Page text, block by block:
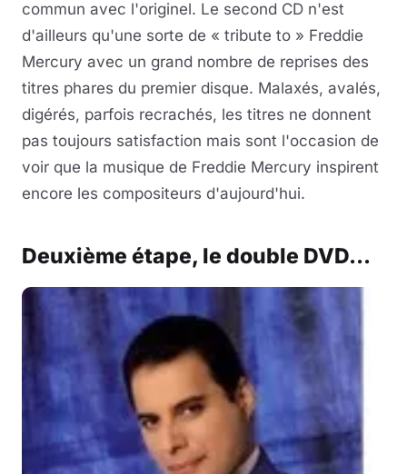
commun avec l'originel. Le second CD n'est
d'ailleurs qu'une sorte de « tribute to » Freddie
Mercury avec un grand nombre de reprises des
titres phares du premier disque. Malaxés, avalés,
digérés, parfois recrachés, les titres ne donnent
pas toujours satisfaction mais sont l'occasion de
voir que la musique de Freddie Mercury inspirent
encore les compositeurs d'aujourd'hui.
Deuxième étape, le double DVD...